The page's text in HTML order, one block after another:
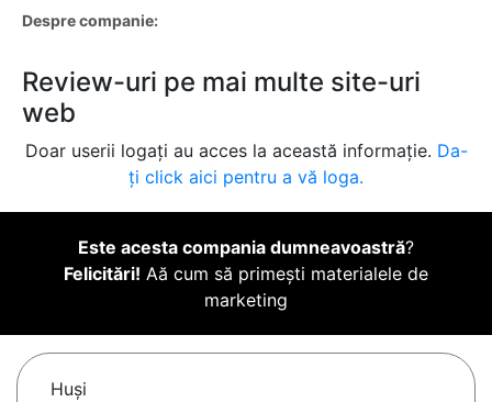
Despre companie:
Review-uri pe mai multe site-uri
web
Doar userii logați au acces la această informație. Da-
ți click aici pentru a vă loga.
Este acesta compania dumneavoastră?
Felicitări! Aă cum să primești materialele de
marketing
Huşi